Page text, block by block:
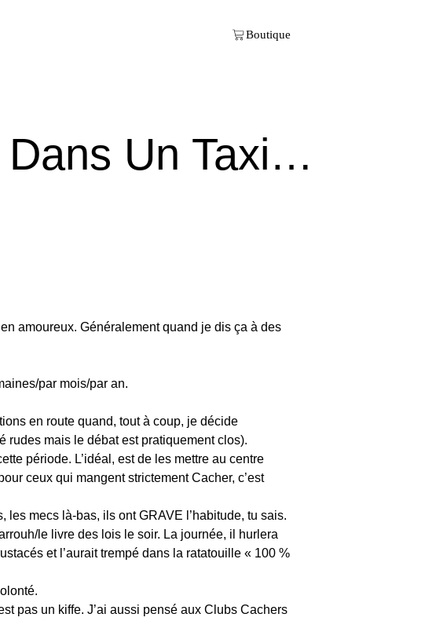
Dans Un Taxi…
amoureux. Généralement quand je dis ça à des
par mois/par an.
en route quand, tout à coup, je décide
rudes mais le débat est pratiquement clos).
période. L’idéal, est de les mettre au centre
ceux qui mangent strictement Cacher, c’est
mecs là-bas, ils ont GRAVE l’habitude, tu sais.
le livre des lois le soir. La journée, il hurlera
et l’aurait trempé dans la ratatouille « 100 %
pas un kiffe. J’ai aussi pensé aux Clubs Cachers